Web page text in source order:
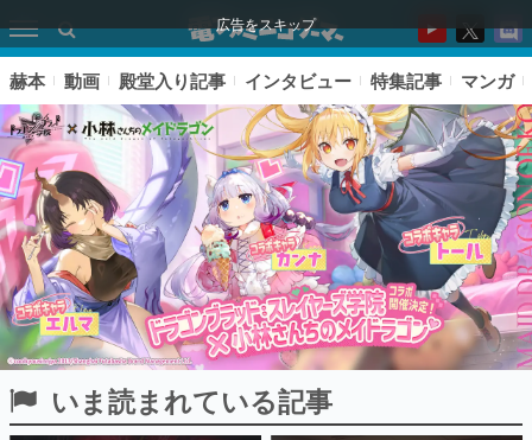
広告をスキップ
ピックアップ
赫本 動画 殿堂入り記事 インタビュー 特集記事 マンガ
いま読まれている記事